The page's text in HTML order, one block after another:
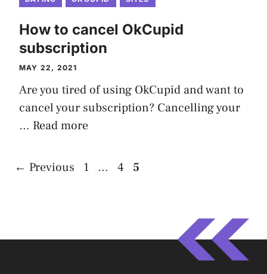
How to cancel OkCupid
subscription
MAY 22, 2021
Are you tired of using OkCupid and want to
cancel your subscription? Cancelling your
… Read more
← Previous Page
1 … Page
4 Page
5